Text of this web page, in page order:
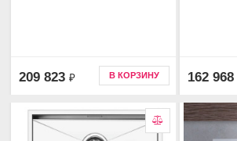
209 823 ₽ В КОРЗИНУ 162 968